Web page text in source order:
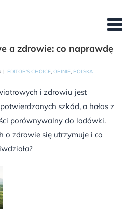
a zdrowie: co naprawdę
| EDITOR'S CHOICE, OPINIE, POLSKA
i zdrowiu jest
szkód, a hałas z
porównywalny do lodówki.
o zdrowie się utrzymuje i co